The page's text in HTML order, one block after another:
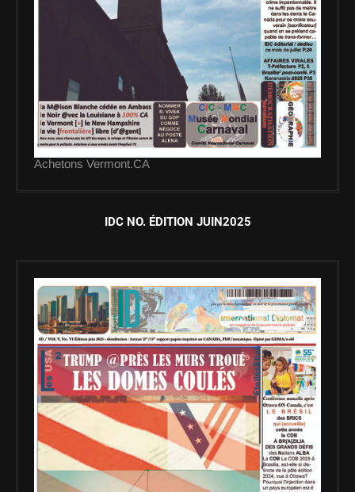
Achetons Vermont.CA
IDC NO. ÉDITION JUIN2025